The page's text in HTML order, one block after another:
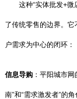
这种“实体批发+微
了传统零售的边界。
户需求为中心的闭环：
信息导购 ：平阳城市
南”和“需求激发者”的角